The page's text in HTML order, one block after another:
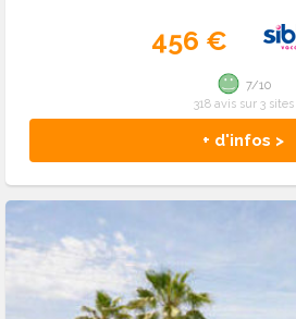
456 €
+ d'infos >
7/10
318 avis sur 3 sites